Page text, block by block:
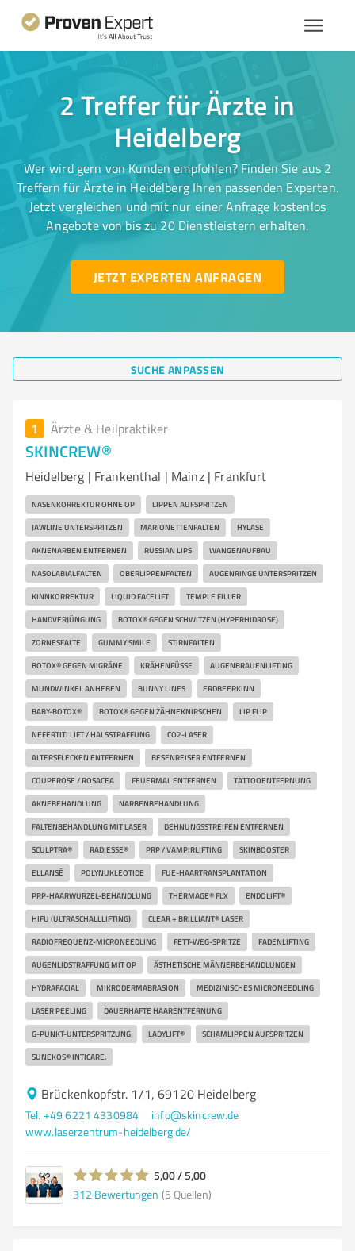
2 Treffer für Ärzte in
Heidelberg
Wer wird gern von Kunden empfohlen? Finden Sie aus 2
Treffern für Ärzte in Heidelberg Ihren passenden Experten.
Jetzt vergleichen und mit nur einer Anfrage kostenlos
Angebote von bis zu 20 Dienstleistern erhalten.
JETZT EXPERTEN ANFRAGEN
SUCHE ANPASSEN
1 Ärzte & Heilpraktiker
SKINCREW®
Heidelberg | Frankenthal | Mainz | Frankfurt
NASENKORREKTUR OHNE OP LIPPEN AUFSPRITZEN
JAWLINE UNTERSPRITZEN MARIONETTENFALTEN HYLASE
AKNENARBEN ENTFERNEN RUSSIAN LIPS WANGENAUFBAU
NASOLABIALFALTEN OBERLIPPENFALTEN AUGENRINGE UNTERSPRITZEN
KINNKORREKTUR LIQUID FACELIFT TEMPLE FILLER
HANDVERJÜNGUNG BOTOX® GEGEN SCHWITZEN (HYPERHIDROSE)
ZORNESFALTE GUMMY SMILE STIRNFALTEN
BOTOX® GEGEN MIGRÄNE KRÄHENFÜSSE AUGENBRAUENLIFTING
MUNDWINKEL ANHEBEN BUNNY LINES ERDBEERKINN
BABY-BOTOX® BOTOX® GEGEN ZÄHNEKNIRSCHEN LIP FLIP
NEFERTITI LIFT / HALSSTRAFFUNG CO2-LASER
ALTERSFLECKEN ENTFERNEN BESENREISER ENTFERNEN
COUPEROSE / ROSACEA FEUERMAL ENTFERNEN TATTOOENTFERNUNG
AKNEBEHANDLUNG NARBENBEHANDLUNG
FALTENBEHANDLUNG MIT LASER DEHNUNGSSTREIFEN ENTFERNEN
SCULPTRA® RADIESSE® PRP / VAMPIRLIFTING SKINBOOSTER
ELLANSÉ POLYNUKLEOTIDE FUE-HAARTRANSPLANTATION
PRP-HAARWURZEL-BEHANDLUNG THERMAGE® FLX ENDOLIFT®
HIFU (ULTRASCHALLLIFTING) CLEAR + BRILLIANT® LASER
RADIOFREQUENZ-MICRONEEDLING FETT-WEG-SPRITZE FADENLIFTING
AUGENLIDSTRAFFUNG MIT OP ÄSTHETISCHE MÄNNERBEHANDLUNGEN
HYDRAFACIAL MIKRODERMABRASION MEDIZINISCHES MICRONEEDLING
LASER PEELING DAUERHAFTE HAARENTFERNUNG
G-PUNKT-UNTERSPRITZUNG LADYLIFT® SCHAMLIPPEN AUFSPRITZEN
SUNEKOS® INTICARE.
Brückenkopfstr. 1/1, 69120 Heidelberg
Tel. +49 6221 4330984
info@skincrew.de
www.laserzentrum-heidelberg.de/
5,00 / 5,00
312 Bewertungen (5 Quellen)